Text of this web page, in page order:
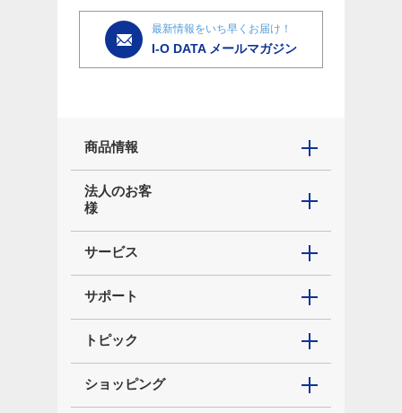
最新情報をいち早くお届け！
I-O DATA メールマガジン
商品情報
法人のお客
様
サービス
サポート
トピック
ショッピング